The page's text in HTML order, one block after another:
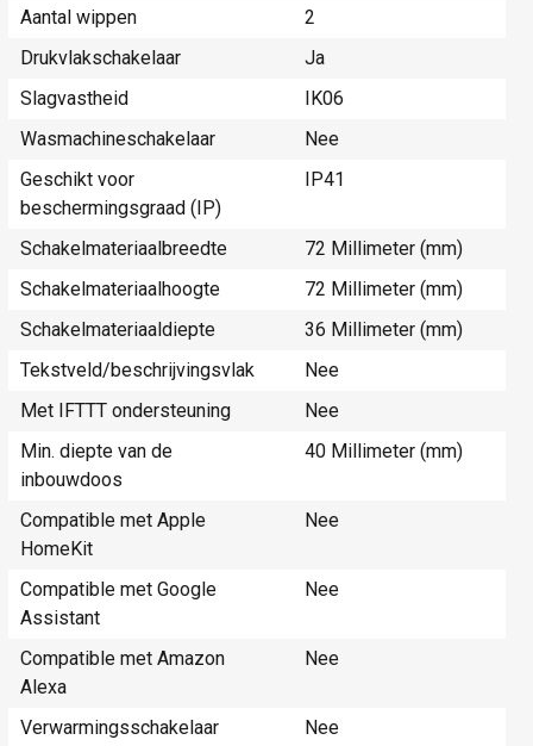
Aantal wippen
2
Drukvlakschakelaar
Ja
Slagvastheid
IK06
Wasmachineschakelaar
Nee
Geschikt voor
beschermingsgraad (IP)
IP41
Schakelmateriaalbreedte
72 Millimeter (mm)
Schakelmateriaalhoogte
72 Millimeter (mm)
Schakelmateriaaldiepte
36 Millimeter (mm)
Tekstveld/beschrijvingsvlak
Nee
Met IFTTT ondersteuning
Nee
Min. diepte van de
inbouwdoos
40 Millimeter (mm)
Compatible met Apple
HomeKit
Nee
Compatible met Google
Assistant
Nee
Compatible met Amazon
Alexa
Nee
Verwarmingsschakelaar
Nee